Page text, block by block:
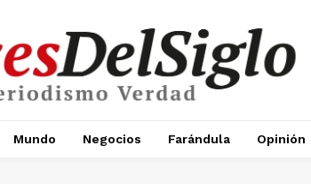
Mundo Negocios Farándula Opinión